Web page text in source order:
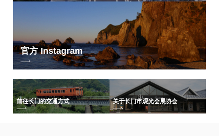
官方 Instagram
前往长门的交通方式 关于长门市观光会展协会